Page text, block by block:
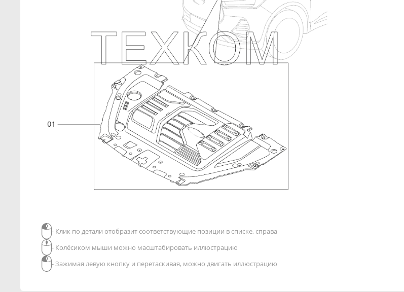
- Клик по детали отобразит соответствующие позиции в списке, справа
- Колёсиком мыши можно масштабировать иллюстрацию
- Зажимая левую кнопку и перетаскивая, можно двигать иллюстрацию